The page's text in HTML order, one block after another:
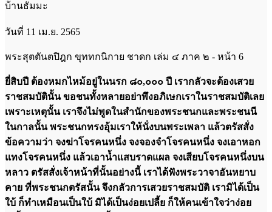
บ้านธัมมะ
วันที่ 11 เม.ย. 2565
พระสุตตันตปิฎก ขุททกนิกาย ชาดก เล่ม ๔ ภาค ๒ - หน้า 6
ยี่สิบปี ต้องหมกไหม้อยู่ในนรก ๘๐,๐๐๐ ปี เรากลัวจะต้องเสวย
ราชสมบัตินั้น ขอชนทั้งหลายอย่าพึงอภิเษกเราในราชสมบัติเลย
เพราะเหตุนั้น เราจึงไม่พูดในสำนักของพระชนกและพระชนนี
ในกาลนั้น พระชนกทรงอุ้มเราให้นั่งบนพระเพลา แล้วตรัสสั่ง
ข้อความว่า จงฆ่าโจรคนหนึ่ง จงจองจำโจรคนหนึ่ง จงเอาหอก
แทงโจรคนหนึ่ง แล้วเอาน้ำแสบราดแผล จงเสียบโจรคนหนึ่งบน
หลาว ตรัสสั่งเจ้าหน้าที่นั้นอย่างนี้ เราได้ฟังพระวาจาอันหยาบ
คาย ที่พระชนกตรัสนั้น จึงกลัวการเสวยราชสมบัติ เรามิได้เป็น
ใบ้ ก็ทำเหมือนเป็นใบ้ มิได้เป็นง่อยเปลี้ย ก็ให้คนเข้าใจว่าง่อย